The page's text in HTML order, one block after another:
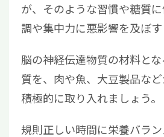
が、そのような習慣や糖質
調や集中力に悪影響を及ぼす
脳の神経伝達物質の材料と
質を、肉や魚、大豆製品な
積極的に取り入れましょう。
規則正しい時間に栄養バラ